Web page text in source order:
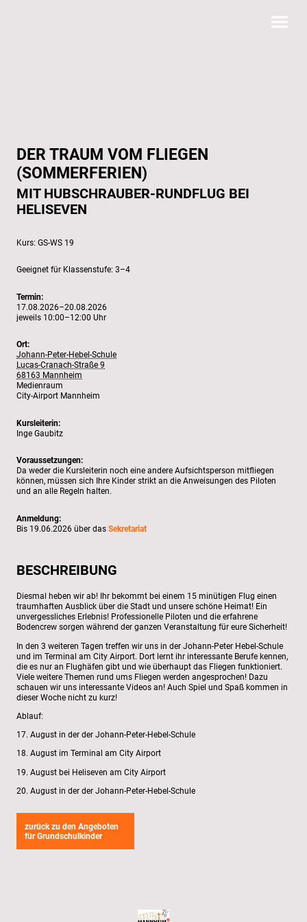
DER TRAUM VOM FLIEGEN
(SOMMERFERIEN)
MIT HUBSCHRAUBER-RUNDFLUG BEI
HELISEVEN
GS-WS 19
3–4
Termin:
17.08.2026–20.08.2026
jeweils 10:00–12:00 Uhr
Ort:
Johann-Peter-Hebel-Schule
Lucas-Cranach-Straße 9
68163 Mannheim
Medienraum
City-Airport Mannheim
Kursleiterin:
Inge Gaubitz
Voraussetzungen:
Da weder die Kursleiterin noch eine andere Aufsichtsperson mitfliegen
können, müssen sich Ihre Kinder strikt an die Anweisungen des Piloten
und an alle Regeln halten.
Anmeldung:
Bis 19.06.2026 über das Sekretariat
BESCHREIBUNG
Diesmal heben wir ab! Ihr bekommt bei einem 15 minütigen Flug einen
traumhaften Ausblick über die Stadt und unsere schöne Heimat! Ein
unvergessliches Erlebnis! Professionelle Piloten und die erfahrene
Bodencrew sorgen während der ganzen Veranstaltung für eure Sicherheit!
In den 3 weiteren Tagen treffen wir uns in der Johann-Peter Hebel-Schule
und im Terminal am City Airport. Dort lernt ihr interessante Berufe kennen,
die es nur an Flughäfen gibt und wie überhaupt das Fliegen funktioniert.
Viele weitere Themen rund ums Fliegen werden angesprochen! Dazu
schauen wir uns interessante Videos an! Auch Spiel und Spaß kommen in
dieser Woche nicht zu kurz!
Ablauf:
17. August in der der Johann-Peter-Hebel-Schule
18. August im Terminal am City Airport
19. August bei Heliseven am City Airport
20. August in der der Johann-Peter-Hebel-Schule
zurück zu den Angeboten
für Grundschulkinder